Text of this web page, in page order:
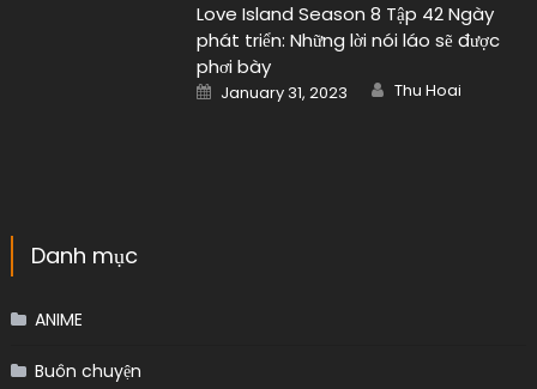
Love Island Season 8 Tập 42 Ngày
phát triển: Những lời nói láo sẽ được
phơi bày
Posted
on
January 31, 2023 Author
Thu Hoai
Buôn chuyện
Đời sống